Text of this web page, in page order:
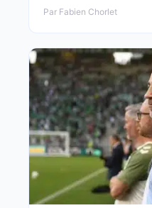
Par Fabien Chorlet